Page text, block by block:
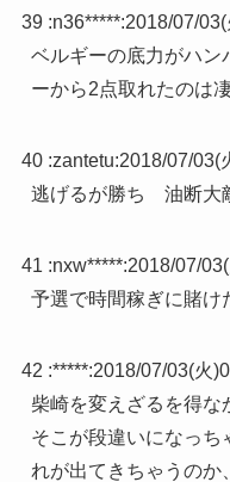
39 :n36*****:2018/07/
ベルギーの底力がハン
ーから2点取れたのは
40 :zantetu:2018/07/03(
逃げるが勝ち 油断
41 :nxw*****:2018/07/
予選で時間稼ぎに賭け
42 :*****:2018/07/03(火
柴崎を変えざるを得な
そこが段違いになっち
れが出てきちゃうのか